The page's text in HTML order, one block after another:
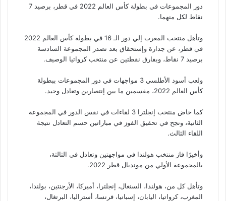
دور المجموعات في بطولة كأس العالم 2022 في قطر، برصيد 7
نقاط لكل منهما.
وتأهل منتخب المغرب إلي دور الـ 16 في بطولة كأس العالم 2022
في قطر، عن جدارة وإستحقاق بعد تصدر المجموعة السادسة
برصيد 7 نقاط، وبفارق نقطتين عن منتخب كرواتيا الوصيف.
ولعب أسود الأطلسي 3 مواجهات في دور المجموعات ببطولة
كأس العالم 2022، مقسمين ما بين إنتصارين وتعادل وحيد.
كما خاض منتخب إنجلترا 3 لقاءات في نفس الدور في المجموعة
الثانية، ونجح في تحقيق الفوز في مباراتين حسم التعادل نتيجة
اللقاء الثالث.
وأخيرًا فاز منتخب هولندا في مواجهتين وتعادل في الثالثة،
بالمجموعة الأولي من مونديال قطر 2022.
وتأهل كل من، هولندا، السنغال، إنجلترا، أميركا، الأرجنتين، بولندا،
المغرب، كرواتيا، اليابان، إسبانيا، فرنسا، أستراليا، البرتغال،